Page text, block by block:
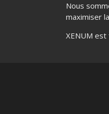
Nous
maximiser
XENUM